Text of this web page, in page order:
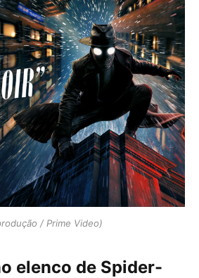
/ Prime Video)
elenco de Spider-